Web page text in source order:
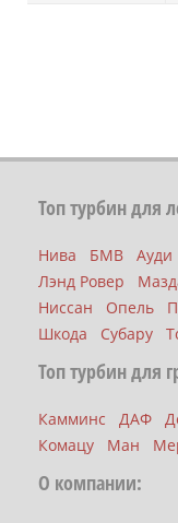
Топ турбин для
Нива БМВ Ауди
Лэнд Ровер
Ниссан
Опель
Шкода
Субару
Топ турбин для
Камминс ДАФ
Комацу
Ман
О компании: